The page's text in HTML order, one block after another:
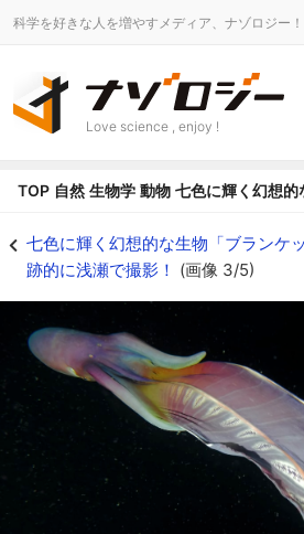
科学を好きな人を増やすメディア、ナゾロジー！
Love science , enjoy !
TOP 自然 生物学 動物 七色に輝く幻想
七色に輝く幻想的な生物「ブランケ
跡的に浅瀬で撮影！ (画像 3/5)